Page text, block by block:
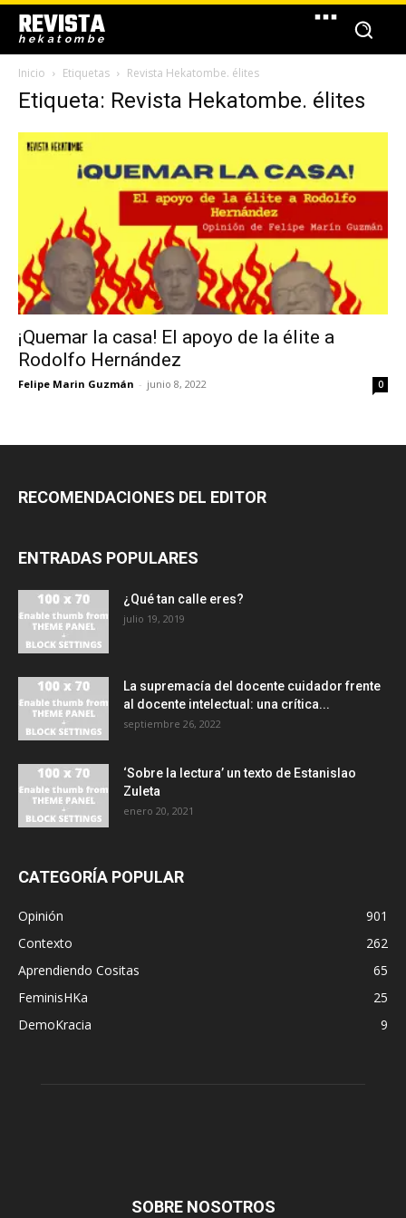
REVISTA
hekatombe
Inicio Etiquetas Revista Hekatombe. élites
Etiqueta: Revista Hekatombe. élites
¡Quemar la casa! El apoyo de la élite a
Rodolfo Hernández
Felipe Marin Guzmán - junio 8, 2022 0
RECOMENDACIONES DEL EDITOR
ENTRADAS POPULARES
¿Qué tan calle eres?
julio 19, 2019
La supremacía del docente cuidador frente
al docente intelectual: una crítica...
septiembre 26, 2022
‘Sobre la lectura’ un texto de Estanislao
Zuleta
enero 20, 2021
CATEGORÍA POPULAR
Opinión
901
Contexto
262
Aprendiendo Cositas
65
FeminisHKa
25
DemoKracia
9
SOBRE NOSOTROS